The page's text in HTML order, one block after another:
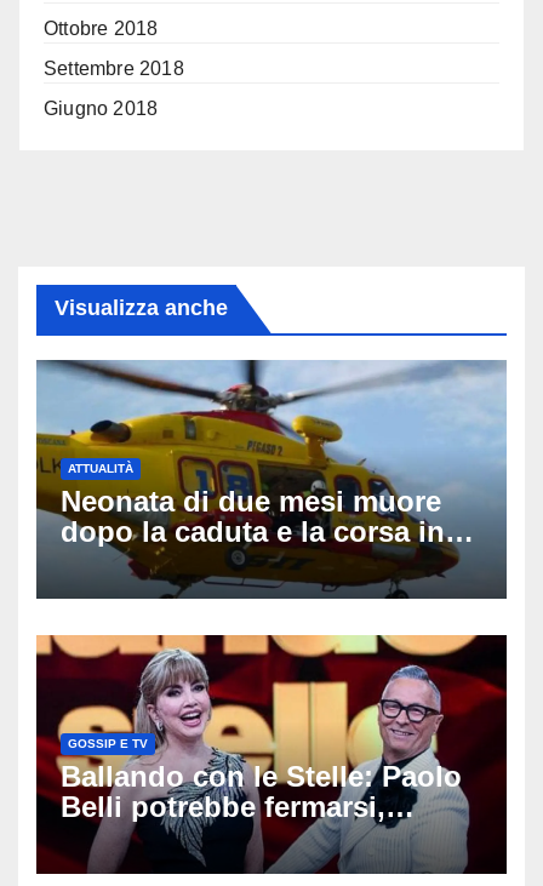
Ottobre 2018
Settembre 2018
Giugno 2018
Visualizza anche
ATTUALITÀ
Neonata di due mesi muore
dopo la caduta e la corsa in
ospedale: da Guilmi a Vasto,
poi l’eliambulanza a Pescara
GOSSIP E TV
Ballando con le Stelle: Paolo
Belli potrebbe fermarsi,
spunta il nome del sostituto e
il cast prende forma